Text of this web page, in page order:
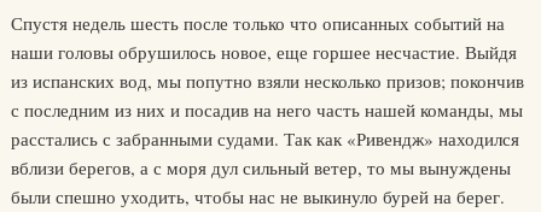
Спустя недель шесть после только что описанных событий на
наши головы обрушилось новое, еще горшее несчастие. Выйдя
из испанских вод, мы попутно взяли несколько призов; покончив
с последним из них и посадив на него часть нашей команды, мы
расстались с забранными судами. Так как «Ривендж» находился
вблизи берегов, а с моря дул сильный ветер, то мы вынуждены
были спешно уходить, чтобы нас не выкинуло бурей на берег.